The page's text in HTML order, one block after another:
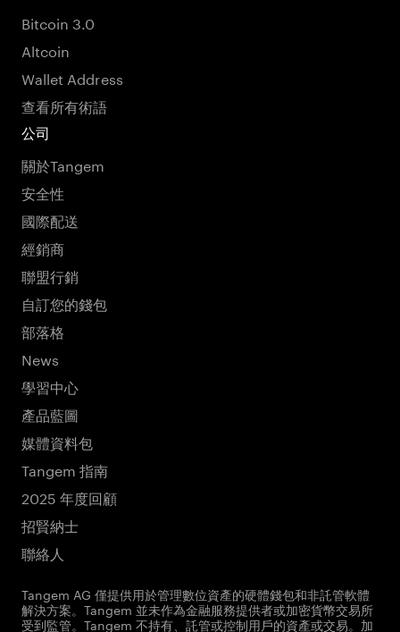
Bitcoin 3.0
Altcoin
Wallet Address
查看所有術語
公司
關於Tangem
安全性
國際配送
經銷商
聯盟行銷
自訂您的錢包
部落格
News
學習中心
產品藍圖
媒體資料包
Tangem 指南
2025 年度回顧
招賢納士
聯絡人
Tangem AG 僅提供用於管理數位資產的硬體錢包和非託管軟體
解決方案。Tangem 並未作為金融服務提供者或加密貨幣交易所
受到監管。Tangem 不持有、託管或控制用戶的資產或交易。加